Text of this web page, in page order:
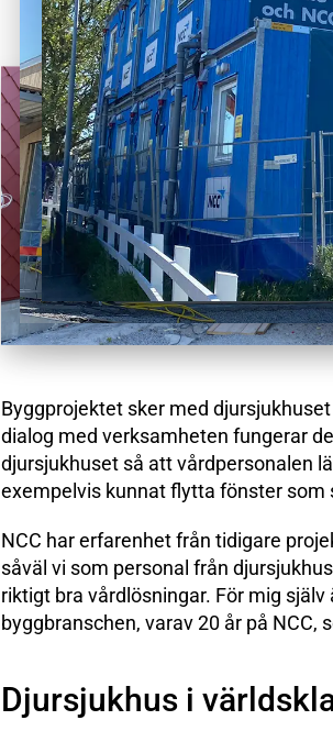
Byggprojektet sker med
dialog med verksamheten fungerar
djursjukhuset så att vårdpersonalen
exempelvis kunnat flytta fönster som
NCC har erfarenhet från tidigare
såväl vi som personal från
riktigt bra vårdlösningar. För mig
byggbranschen, varav 20 år på NCC,
Djursjukhus i